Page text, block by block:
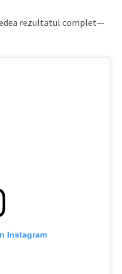
rezultatul complet—
Instagram